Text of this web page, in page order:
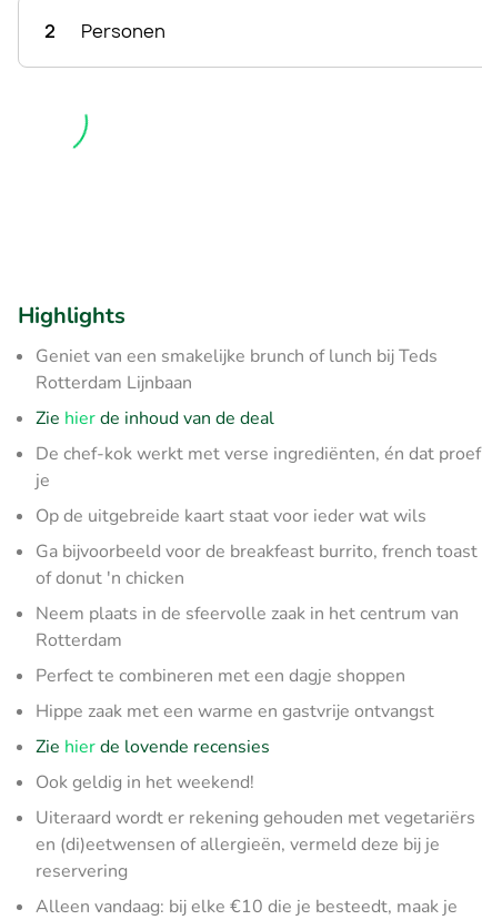
2 Personen
Highlights
Geniet van een smakelijke brunch of lunch bij Teds
Rotterdam Lijnbaan
Zie hierde inhoud van de deal
De chef-kok werkt met verse ingrediënten, én dat proef
je
Op de uitgebreide kaart staat voor ieder wat wils
Ga bijvoorbeeld voor de breakfeast burrito, french toast
of donut 'n chicken
Neem plaats in de sfeervolle zaak in het centrum van
Rotterdam
Perfect te combineren met een dagje shoppen
Hippe zaak met een warme en gastvrije ontvangst
Zie hierde lovende recensies
Ook geldig in het weekend!
Uiteraard wordt er rekening gehouden met vegetariërs
en (di)eetwensen of allergieën, vermeld deze bij je
reservering
Alleen vandaag: bij elke €10 die je besteedt, maak je